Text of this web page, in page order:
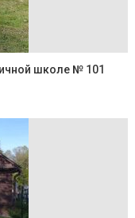
школе № 101